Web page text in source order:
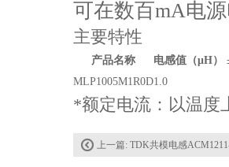
可在数百mA电
主要特性
产品名称
电感值（μH）
MLP1005M1R0D1.0
*额定电流：以温度
上一篇: TDK共模电感